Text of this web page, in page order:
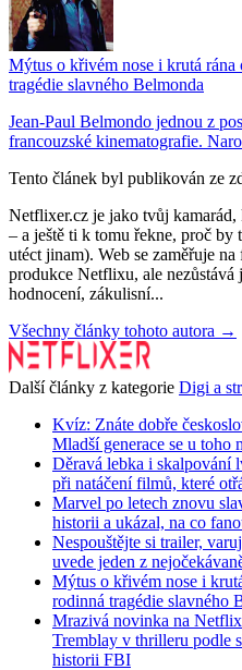
Mýtus o křivém nose i krutá
tragédie slavného Belmonda
Jean-Paul Belmondo jednou z
francouzské kinematografie.
Tento článek byl publikován ze
Netflixer.cz je jako tvůj
– a ještě ti k tomu řekne, proč by
utéct jinam). Web se zaměřuje
produkce Netflixu, ale nezůstává
hodnocení, zákulisní...
Všechny články tohoto autora →
Další články z kategorie Digi a
Kvíz: Znáte dobře
Mladší generace se u toho
Děravá lebka i skalpování
při natáčení filmů, které
Marvel po letech znovu
historii a ukázal, na co
Nespouštějte si trailer,
uvede jeden z
Mýtus o křivém nose i
rodinná tragédie slavného
Mrazivá novinka na
Tremblay v thrilleru podle
historii FBI